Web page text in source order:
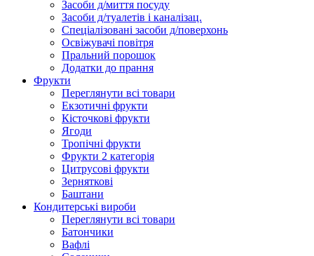
Засоби д/миття посуду
Засоби д/туалетів і каналізац.
Спеціалізовані засоби д/поверхонь
Освіжувачі повітря
Пральний порошок
Додатки до прання
Фрукти
Переглянути всі товари
Екзoтичні фрукти
Кісточкові фрукти
Ягоди
Тропічні фрукти
Фрукти 2 категорія
Цитрусові фрукти
Зерняткові
Баштани
Кондитерські вироби
Переглянути всі товари
Батончики
Вафлі